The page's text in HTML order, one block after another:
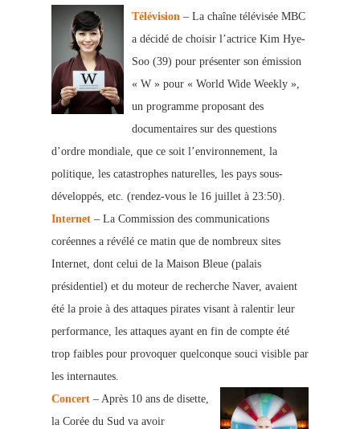
Télévision – La chaîne télévisée MBC
a décidé de choisir l’actrice Kim Hye-
Soo (39) pour présenter son émission
« W » pour « World Wide Weekly »,
un programme proposant des
documentaires sur des questions
d’ordre mondiale, que ce soit l’environnement, la
politique, les catastrophes naturelles, les pays sous-
développés, etc. (rendez-vous le 16 juillet à 23:50).
Internet – La Commission des communications
coréennes a révélé ce matin que de nombreux sites
Internet, dont celui de la Maison Bleue (palais
présidentiel) et du moteur de recherche Naver, avaient
été la proie à des attaques pirates visant à ralentir leur
performance, les attaques ayant en fin de compte été
trop faibles pour provoquer quelconque souci visible par
les internautes.
Concert – Après 10 ans de disette,
la Corée du Sud va avoir